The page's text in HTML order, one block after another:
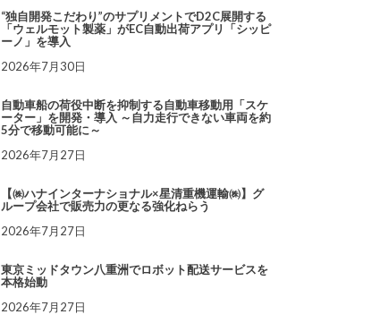
“独自開発こだわり”のサプリメントでD2C展開する
「ウェルモット製薬」がEC自動出荷アプリ「シッピ
ーノ」を導入
2026年7月30日
自動車船の荷役中断を抑制する自動車移動用「スケ
ーター」を開発・導入 ～自力走行できない車両を約
5分で移動可能に～
2026年7月27日
【㈱ハナインターナショナル×星清重機運輸㈱】グ
ループ会社で販売力の更なる強化ねらう
2026年7月27日
東京ミッドタウン八重洲でロボット配送サービスを
本格始動
2026年7月27日